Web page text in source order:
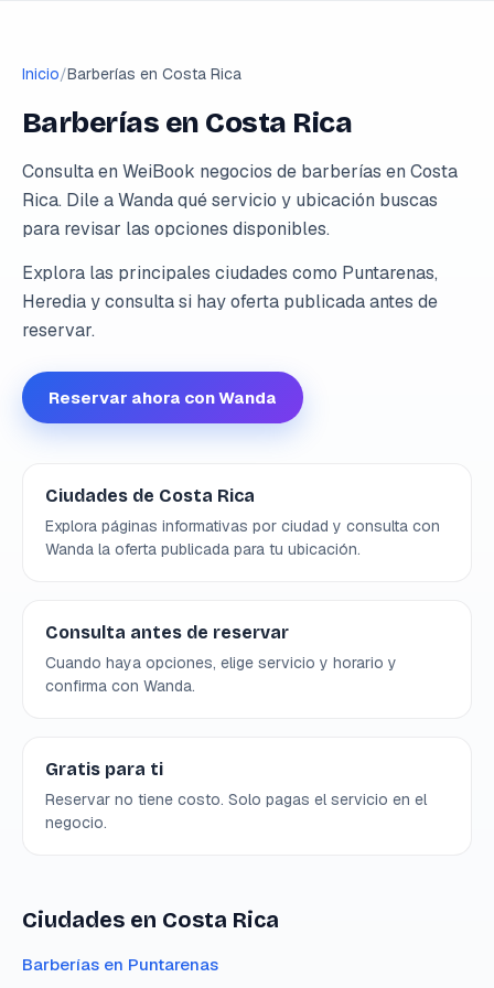
Inicio/Barberías en Costa Rica
Barberías en Costa Rica
Consulta en WeiBook negocios de barberías en Costa
Rica. Dile a Wanda qué servicio y ubicación buscas
para revisar las opciones disponibles.
Explora las principales ciudades como Puntarenas,
Heredia y consulta si hay oferta publicada antes de
reservar.
Reservar ahora con Wanda
Ciudades de Costa Rica
Explora páginas informativas por ciudad y consulta con
Wanda la oferta publicada para tu ubicación.
Consulta antes de reservar
Cuando haya opciones, elige servicio y horario y
confirma con Wanda.
Gratis para ti
Reservar no tiene costo. Solo pagas el servicio en el
negocio.
Ciudades en Costa Rica
Barberías en Puntarenas